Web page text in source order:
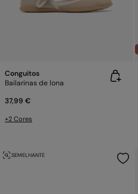
Conguitos
Bailarinas de lona
37,99 €
+2 Cores
SEMELHANTE